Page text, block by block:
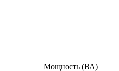
Мощность (ВА)